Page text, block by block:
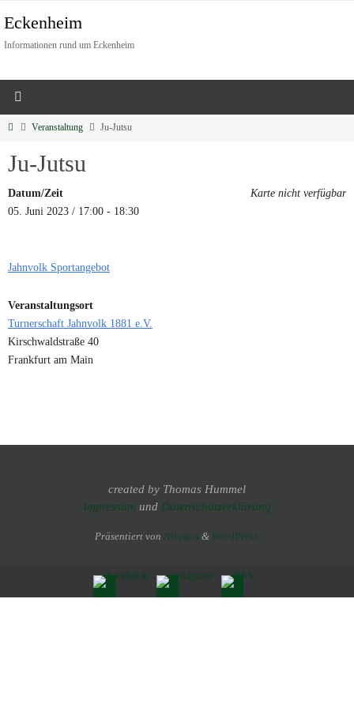
Eckenheim
Informationen rund um Eckenheim
Veranstaltung Ju-Jutsu
Ju-Jutsu
Karte nicht verfügbar
Datum/Zeit
05. Juni 2023 / 17:00 - 18:30
Jahnvolk Sportangebot
Veranstaltungsort
Turnerschaft Jahnvolk 1881 e.V.
Kirschwaldstraße 40
Frankfurt am Main
created by Thomas Hummel
Impressum und Datenschutzerklärung
Präsentiert von Nirvana & WordPress.